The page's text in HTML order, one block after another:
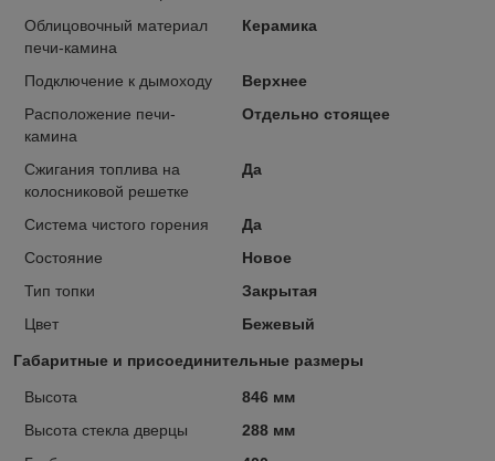
Облицовочный материал
печи-камина
Керамика
Подключение к дымоходу
Верхнее
Расположение печи-
камина
Отдельно стоящее
Сжигания топлива на
колосниковой решетке
Да
Система чистого горения
Да
Состояние
Новое
Тип топки
Закрытая
Цвет
Бежевый
Габаритные и присоединительные размеры
Высота
846 мм
Высота стекла дверцы
288 мм